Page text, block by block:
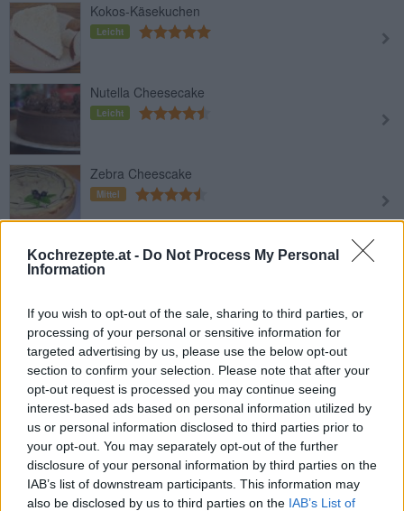
Kochrezepte.at - Do Not Process My Personal
Information
If you wish to opt-out of the sale, sharing to third parties, or
processing of your personal or sensitive information for
targeted advertising by us, please use the below opt-out
section to confirm your selection. Please note that after your
opt-out request is processed you may continue seeing
interest-based ads based on personal information utilized by
us or personal information disclosed to third parties prior to
your opt-out. You may separately opt-out of the further
disclosure of your personal information by third parties on the
IAB’s list of downstream participants. This information may
also be disclosed by us to third parties on the IAB’s List of
Kokos-Käsekuchen
Leicht
Nutella Cheesecake
Leicht
Zebra Cheescake
Mittel
Brezel-Schoko-Cheesecake
Leicht
Nutella-Käsekuchen
Leicht
Amaretto-Käsekuchen
NY Cheesecake